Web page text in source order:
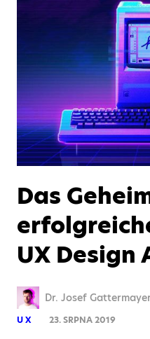
Das
UX Design
Dr. Josef
UX
23. SRPNA 2019